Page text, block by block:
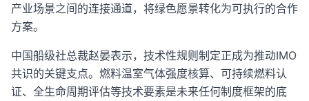
产业场景之间的连接通道，将绿色愿景转化为可执行的合作
方案。
中国船级社总裁赵晏表示，技术性规则制定正成为推动IMO
共识的关键支点。燃料温室气体强度核算、可持续燃料认
证、全生命周期评估等技术要素是未来任何制度框架的底